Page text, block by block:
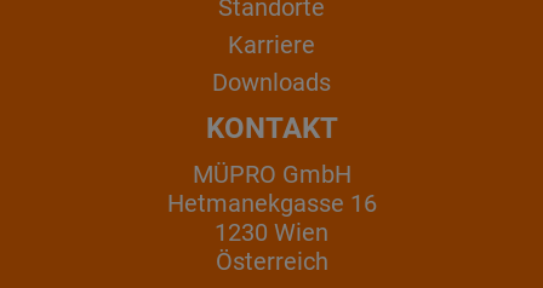
Standorte
Karriere
Downloads
KONTAKT
MÜPRO GmbH
Hetmanekgasse 16
1230 Wien
Österreich